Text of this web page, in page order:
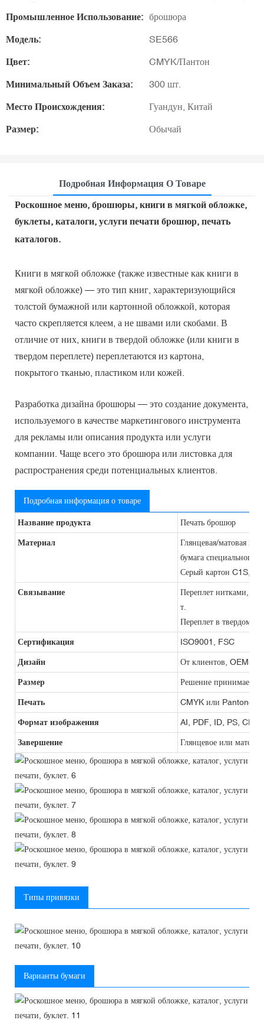
Промышленное Использование: брошюра
Модель: SE566
Цвет: CMYK/Пантон
Минимальный Объем Заказа: 300 шт.
Место Происхождения: Гуандун, Китай
Размер: Обычай
Подробная Информация О Товаре
Роскошное меню, брошюры, книги в мягкой обложке,
буклеты, каталоги, услуги печати брошюр, печать
каталогов.
Книги в мягкой обложке (также известные как книги в
мягкой обложке) — это тип книг, характеризующийся
толстой бумажной или картонной обложкой, которая
часто скрепляется клеем, а не швами или скобами. В
отличие от них, книги в твердой обложке (или книги в
твердом переплете) переплетаются из картона,
покрытого тканью, пластиком или кожей.
Разработка дизайна брошюры — это создание документа,
используемого в качестве маркетингового инструмента
для рекламы или описания продукта или услуги
компании. Чаще всего это брошюра или листовка для
распространения среди потенциальных клиентов.
Подробная информация о товаре
Название продукта Печать брошюр
Материал
Глянцевая/матовая
бумага специального
Серый картон C1S,
Связывание
Переплет нитками,
т.
Переплет в твердом
Сертификация ISO9001, FSC
Дизайн От клиентов, OEM-
Размер Решение принимается
Печать CMYK или Pantone
Формат изображения AI, PDF, ID, PS, CDR
Завершение Глянцевое или
Типы привязки
Варианты бумаги